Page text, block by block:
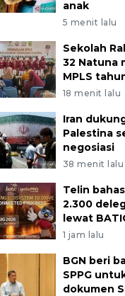
anak
5 menit lalu
Sekolah
32 Natuna
MPLS
18 menit lalu
Iran
Palestina
negosiasi
38 menit lalu
Telin
2.300
lewat
1 jam lalu
BGN beri
SPPG
dokumen